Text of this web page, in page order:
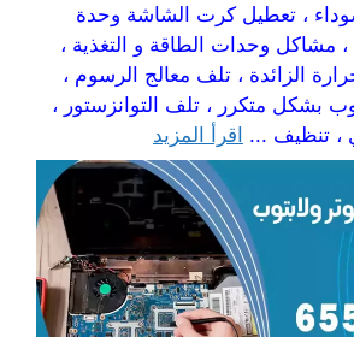
، تعطيل كرت الشاشة وحدة
مشاكل وحدات الطاقة و التغذية ،
الزائدة ، تلف معالج الرسوم ،
بشكل متكرر ، تلف التوانزستور ،
، تنظيف ... اقرأ المزيد